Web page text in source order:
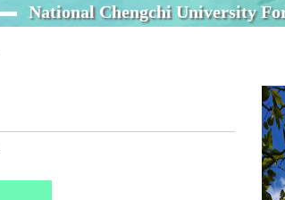
National Chengchi University